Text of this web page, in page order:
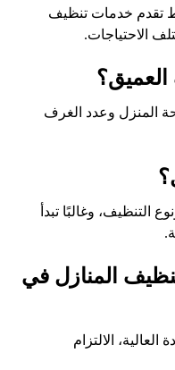
تقدم خدمات تنظيف
الاحتياجات.
المنزل وعدد الغرف
وغالبًا تبدأ
المنازل في
الالتزام